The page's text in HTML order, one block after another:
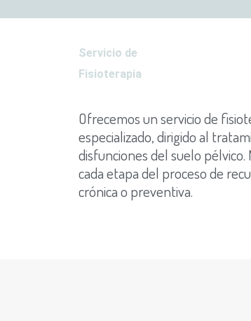
Servicio de
Fisioterapia
Ofrecemos un servicio de
especializado, dirigido al
disfunciones del suelo
cada etapa del proceso de
crónica o preventiva.